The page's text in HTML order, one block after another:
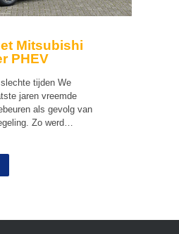
Mitsubishi
PHEV
tijden We
jaren vreemde
als gevolg van
Zo werd…